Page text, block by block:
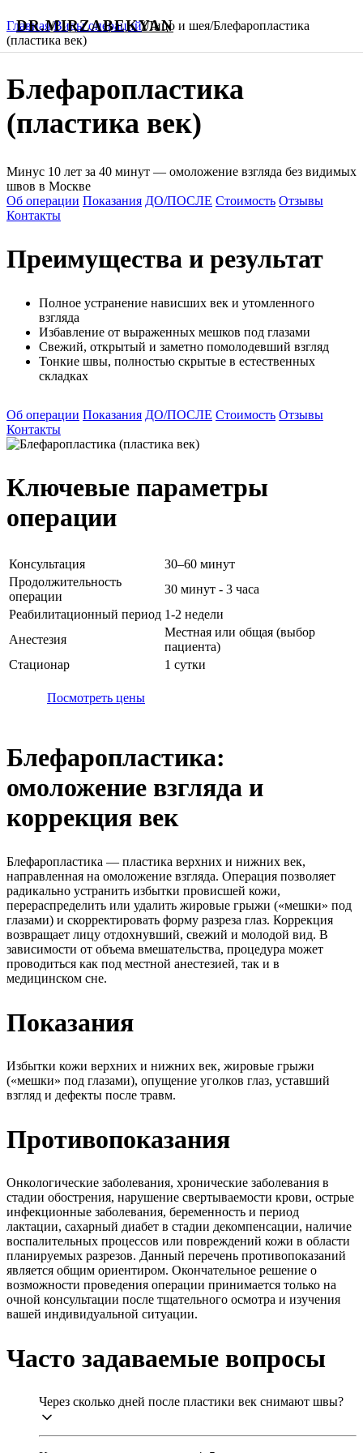
DR.MIRZABEKYAN
Главная/Виды операций/Лицо и шея/Блефаропластика
(пластика век)
Блефаропластика
(пластика век)
Минус 10 лет за 40 минут — омоложение взгляда без видимых
швов в Москве
Об операции Показания ДО/ПОСЛЕ Стоимость Отзывы
Контакты
Преимущества и результат
Полное устранение нависших век и утомленного
взгляда
Избавление от выраженных мешков под глазами
Свежий, открытый и заметно помолодевший взгляд
Тонкие швы, полностью скрытые в естественных
складках
Об операции Показания ДО/ПОСЛЕ Стоимость Отзывы
Контакты
Ключевые параметры
операции
Консультация
30–60 минут
Продолжительность
операции
30 минут - 3 часа
Реабилитационный период 1-2 недели
Анестезия
Местная или общая (выбор
пациента)
Стационар
1 сутки
Посмотреть цены
Блефаропластика:
омоложение взгляда и
коррекция век
Блефаропластика — пластика верхних и нижних век,
направленная на омоложение взгляда. Операция позволяет
радикально устранить избытки провисшей кожи,
перераспределить или удалить жировые грыжи («мешки» под
глазами) и скорректировать форму разреза глаз. Коррекция
возвращает лицу отдохнувший, свежий и молодой вид. В
зависимости от объема вмешательства, процедура может
проводиться как под местной анестезией, так и в
медицинском сне.
Показания
Избытки кожи верхних и нижних век, жировые грыжи
(«мешки» под глазами), опущение уголков глаз, уставший
взгляд и дефекты после травм.
Противопоказания
Онкологические заболевания, хронические заболевания в
стадии обострения, нарушение свертываемости крови, острые
инфекционные заболевания, беременность и период
лактации, сахарный диабет в стадии декомпенсации, наличие
воспалительных процессов или повреждений кожи в области
планируемых разрезов. Данный перечень противопоказаний
является общим ориентиром. Окончательное решение о
возможности проведения операции принимается только на
очной консультации после тщательного осмотра и изучения
вашей индивидуальной ситуации.
Часто задаваемые вопросы
Через сколько дней после пластики век снимают швы?